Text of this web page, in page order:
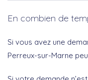
En combien de
Si vous avez une
Perreux-sur-Marne